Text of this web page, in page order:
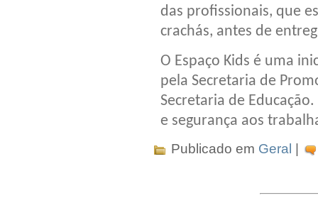
das profissionais, que
crachás, antes de
O Espaço Kids é uma
pela Secretaria de
Secretaria de
e segurança aos
Publicado em Geral